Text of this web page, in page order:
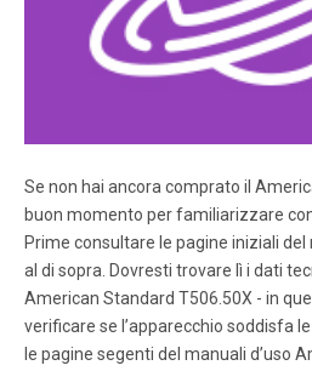
Se non hai ancora comprato il
buon momento per familiarizzare
Prime consultare le pagine iniziali del
al di sopra. Dovresti trovare lì i dati
American Standard T506.50X - in
verificare se l’apparecchio soddisfa
le pagine segenti del manuali d’uso